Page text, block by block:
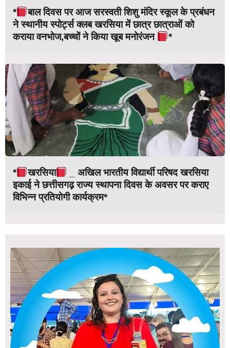
*
बाल दिवस पर आज सरस्वती शिशु मंदिर स्कूल के प्रबंधन
ने स्थानीय स्पोर्ट्स क्लब खरसिया में छात्र छात्राओं को
कराया वनभोज,बच्चों ने किया खूब मनोरंजन
*
* खरसिया
_ अखिल भारतीय विद्यार्थी परिषद खरसिया
इकाई ने छत्तीसगढ़ राज्य स्थापना दिवस के अवसर पर कराए
विभिन्न प्रतियोगी कार्यक्रम*